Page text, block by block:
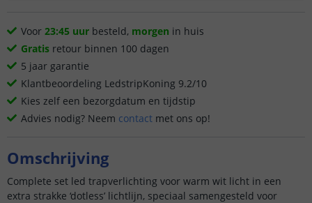
Voor 23:45 uur besteld, morgen in huis
Gratis retour binnen 100 dagen
5 jaar garantie
Klantbeoordeling LedstripKoning 9.2/10
Kies zelf een bezorgdatum en tijdstip
Advies nodig? Neem contact met ons op!
Omschrijving
Complete set led trapverlichting voor warm wit licht in een
extra strakke ‘dotless’ lichtlijn, speciaal samengesteld voor